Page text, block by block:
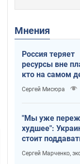
Мнения
Россия теряет
ресурсы вне
кто на самом
диктует темп
Сергей Мисюра
"Мы уже
худшее":
стоит
отчаянию из-за
ракетного
Сергей Марченко,